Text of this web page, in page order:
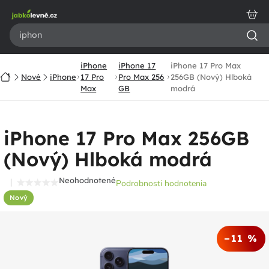
obsah
Domov
Nové iPhone
iPhone
17 Pro
Max
iPhone 17
Pro Max 256
GB
iPhone 17 Pro Max
256GB (Nový) Hlboká
modrá
iPhone 17 Pro Max 256GB
(Nový) Hlboká modrá
Nový
NeohodnotenéPodrobnosti hodnotenia
–11 %